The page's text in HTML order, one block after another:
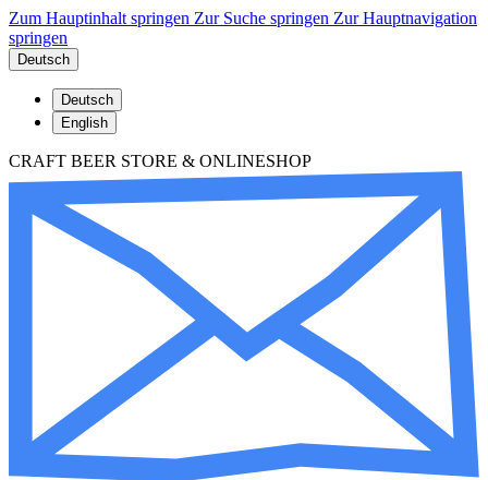
Zum Hauptinhalt springen Zur Suche springen Zur Hauptnavigation
springen
Deutsch
Deutsch
English
CRAFT BEER STORE & ONLINESHOP